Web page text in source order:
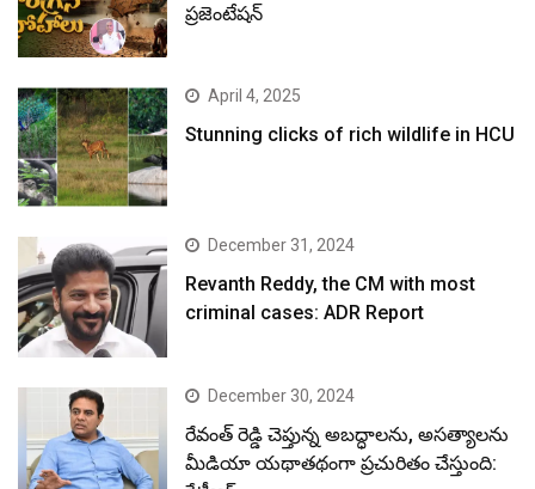
ప్రజెంటేషన్
April 4, 2025
Stunning clicks of rich wildlife in HCU
December 31, 2024
Revanth Reddy, the CM with most
criminal cases: ADR Report
December 30, 2024
రేవంత్ రెడ్డి చెప్తున్న అబద్ధాలను, అసత్యాలను
మీడియా యథాతథంగా ప్రచురితం చేస్తుంది: